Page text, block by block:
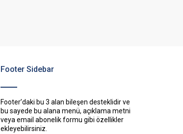
Footer Sidebar
Footer’daki bu 3 alan bileşen desteklidir ve
bu sayede bu alana menü, açıklama metni
veya email abonelik formu gibi özellikler
ekleyebilirsiniz.